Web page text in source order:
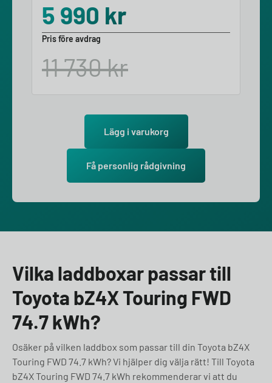
5 990 kr
Pris före avdrag
11 730kr
Lägg i varukorg
Få personlig rådgivning
Vilka laddboxar passar till
Toyota bZ4X Touring FWD
74.7 kWh?
Osäker på vilken laddbox som passar till din Toyota bZ4X
Touring FWD 74.7 kWh? Vi hjälper dig välja rätt! Till Toyota
bZ4X Touring FWD 74.7 kWh rekommenderar vi att du